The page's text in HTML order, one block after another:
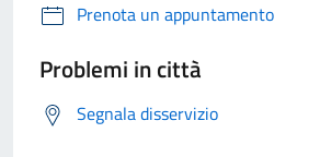
Prenota un appuntamento
Problemi in città
Segnala disservizio